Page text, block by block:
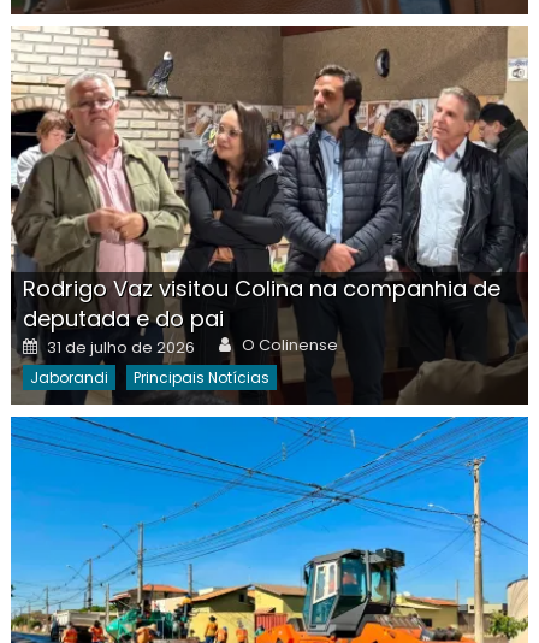
Rodrigo Vaz visitou Colina na companhia de
deputada e do pai
Posted
on
31 de julho de 2026 Author
O Colinense
Jaborandi Principais Notícias